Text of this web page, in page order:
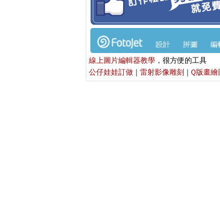
線上圖片編輯器教學 ，很方便的工具
公仔娃娃訂做 |雷射影像雕刻 |Q版畫繪